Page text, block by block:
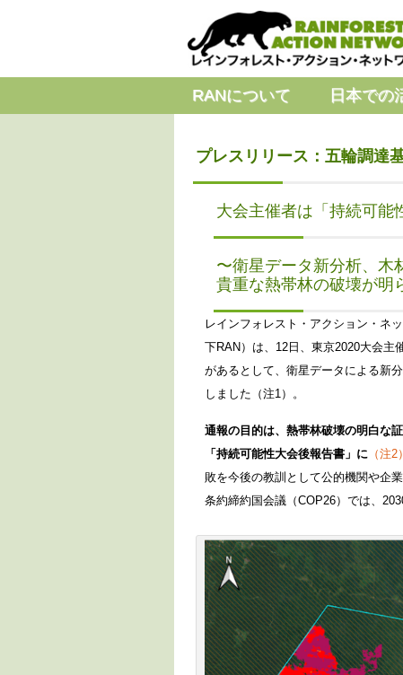
RANについて 日本での
プレスリリース：五輪調達
大会主催者は「持続可能
〜衛星データ新分析、木
貴重な熱帯林の破壊が明
レインフォレスト・アクション・ネ
下RAN）は、12日、東京2020大会主
があるとして、衛星データによる新
しました（注1）。
通報の目的は、熱帯林破壊の明白な
「持続可能性大会後報告書」に （注2）
敗を今後の教訓として公的機関や企
条約締約国会議（COP26）では、